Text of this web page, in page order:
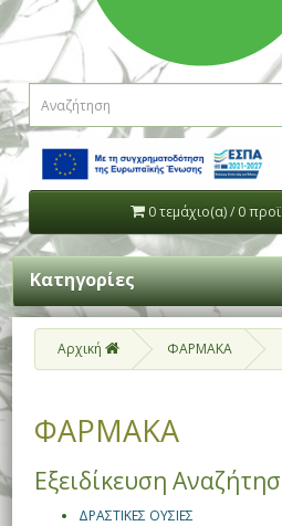
0 τεμάχιο(α) / 0
Κατηγορίες
Αρχική ΦΑΡΜΑΚΑ
ΦΑΡΜΑΚΑ
Εξειδίκευση
ΔΡΑΣΤΙΚΕΣ ΟΥΣΙΕΣ